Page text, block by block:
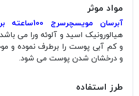
مواد موثر
آبرسان مویسچرسرج 100ساعته برند کلینیک
هیالورونیک اسید و آلوئه ‌ورا می
و کم آبی پوست را برطرف نموده و
و درخشان شدن پوست می شود.
طرز استفاده